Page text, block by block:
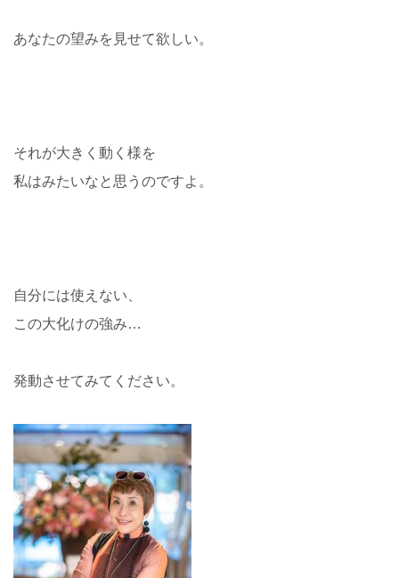
あなたの望みを見せて欲しい。
それが大きく動く様を
私はみたいなと思うのですよ。
自分には使えない、
この大化けの強み…
発動させてみてください。